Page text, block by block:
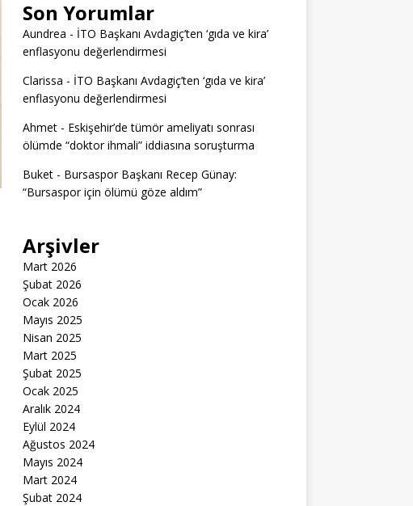
Son Yorumlar
Aundrea - İTO Başkanı Avdagiç’ten ‘gıda ve kira’
enflasyonu değerlendirmesi
Clarissa - İTO Başkanı Avdagiç’ten ‘gıda ve kira’
enflasyonu değerlendirmesi
Ahmet- Eskişehir’de tümör ameliyatı sonrası
ölümde “doktor ihmali” iddiasına soruşturma
Buket- Bursaspor Başkanı Recep Günay:
“Bursaspor için ölümü göze aldım”
Arşivler
Mart 2026
Şubat 2026
Ocak 2026
Mayıs 2025
Nisan 2025
Mart 2025
Şubat 2025
Ocak 2025
Aralık 2024
Eylül 2024
Ağustos 2024
Mayıs 2024
Mart 2024
Şubat 2024